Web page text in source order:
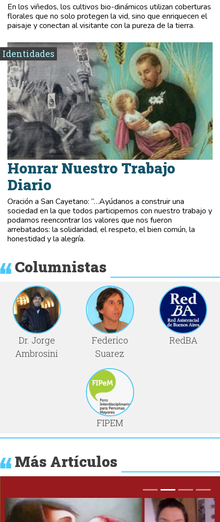
En los viñedos, los cultivos bio-dinámicos utilizan coberturas
florales que no solo protegen la vid, sino que enriquecen el
paisaje y conectan al visitante con la pureza de la tierra.
Identidades
Honrar Nuestro Trabajo
Diario
Oración a San Cayetano: “…Ayúdanos a construir una
sociedad en la que todos participemos con nuestro trabajo y
podamos reencontrar los valores que nos fueron
arrebatados: la solidaridad, el respeto, el bien común, la
honestidad y la alegría.
Columnistas
Dr. Jorge
Ambrosini
Federico
Suarez
RedBA
FIPEM
Más Artículos